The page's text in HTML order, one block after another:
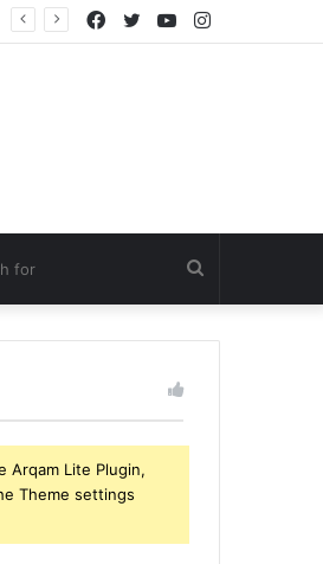
Instagram
YouTube
Twitter
Facebook
for
Arqam Lite Plugin,
Theme settings